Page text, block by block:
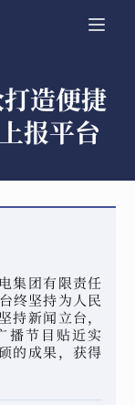
造便捷
报平台
集团有限责任
终坚持为人民
持新闻立台，
播节目贴近实
的成果，获得